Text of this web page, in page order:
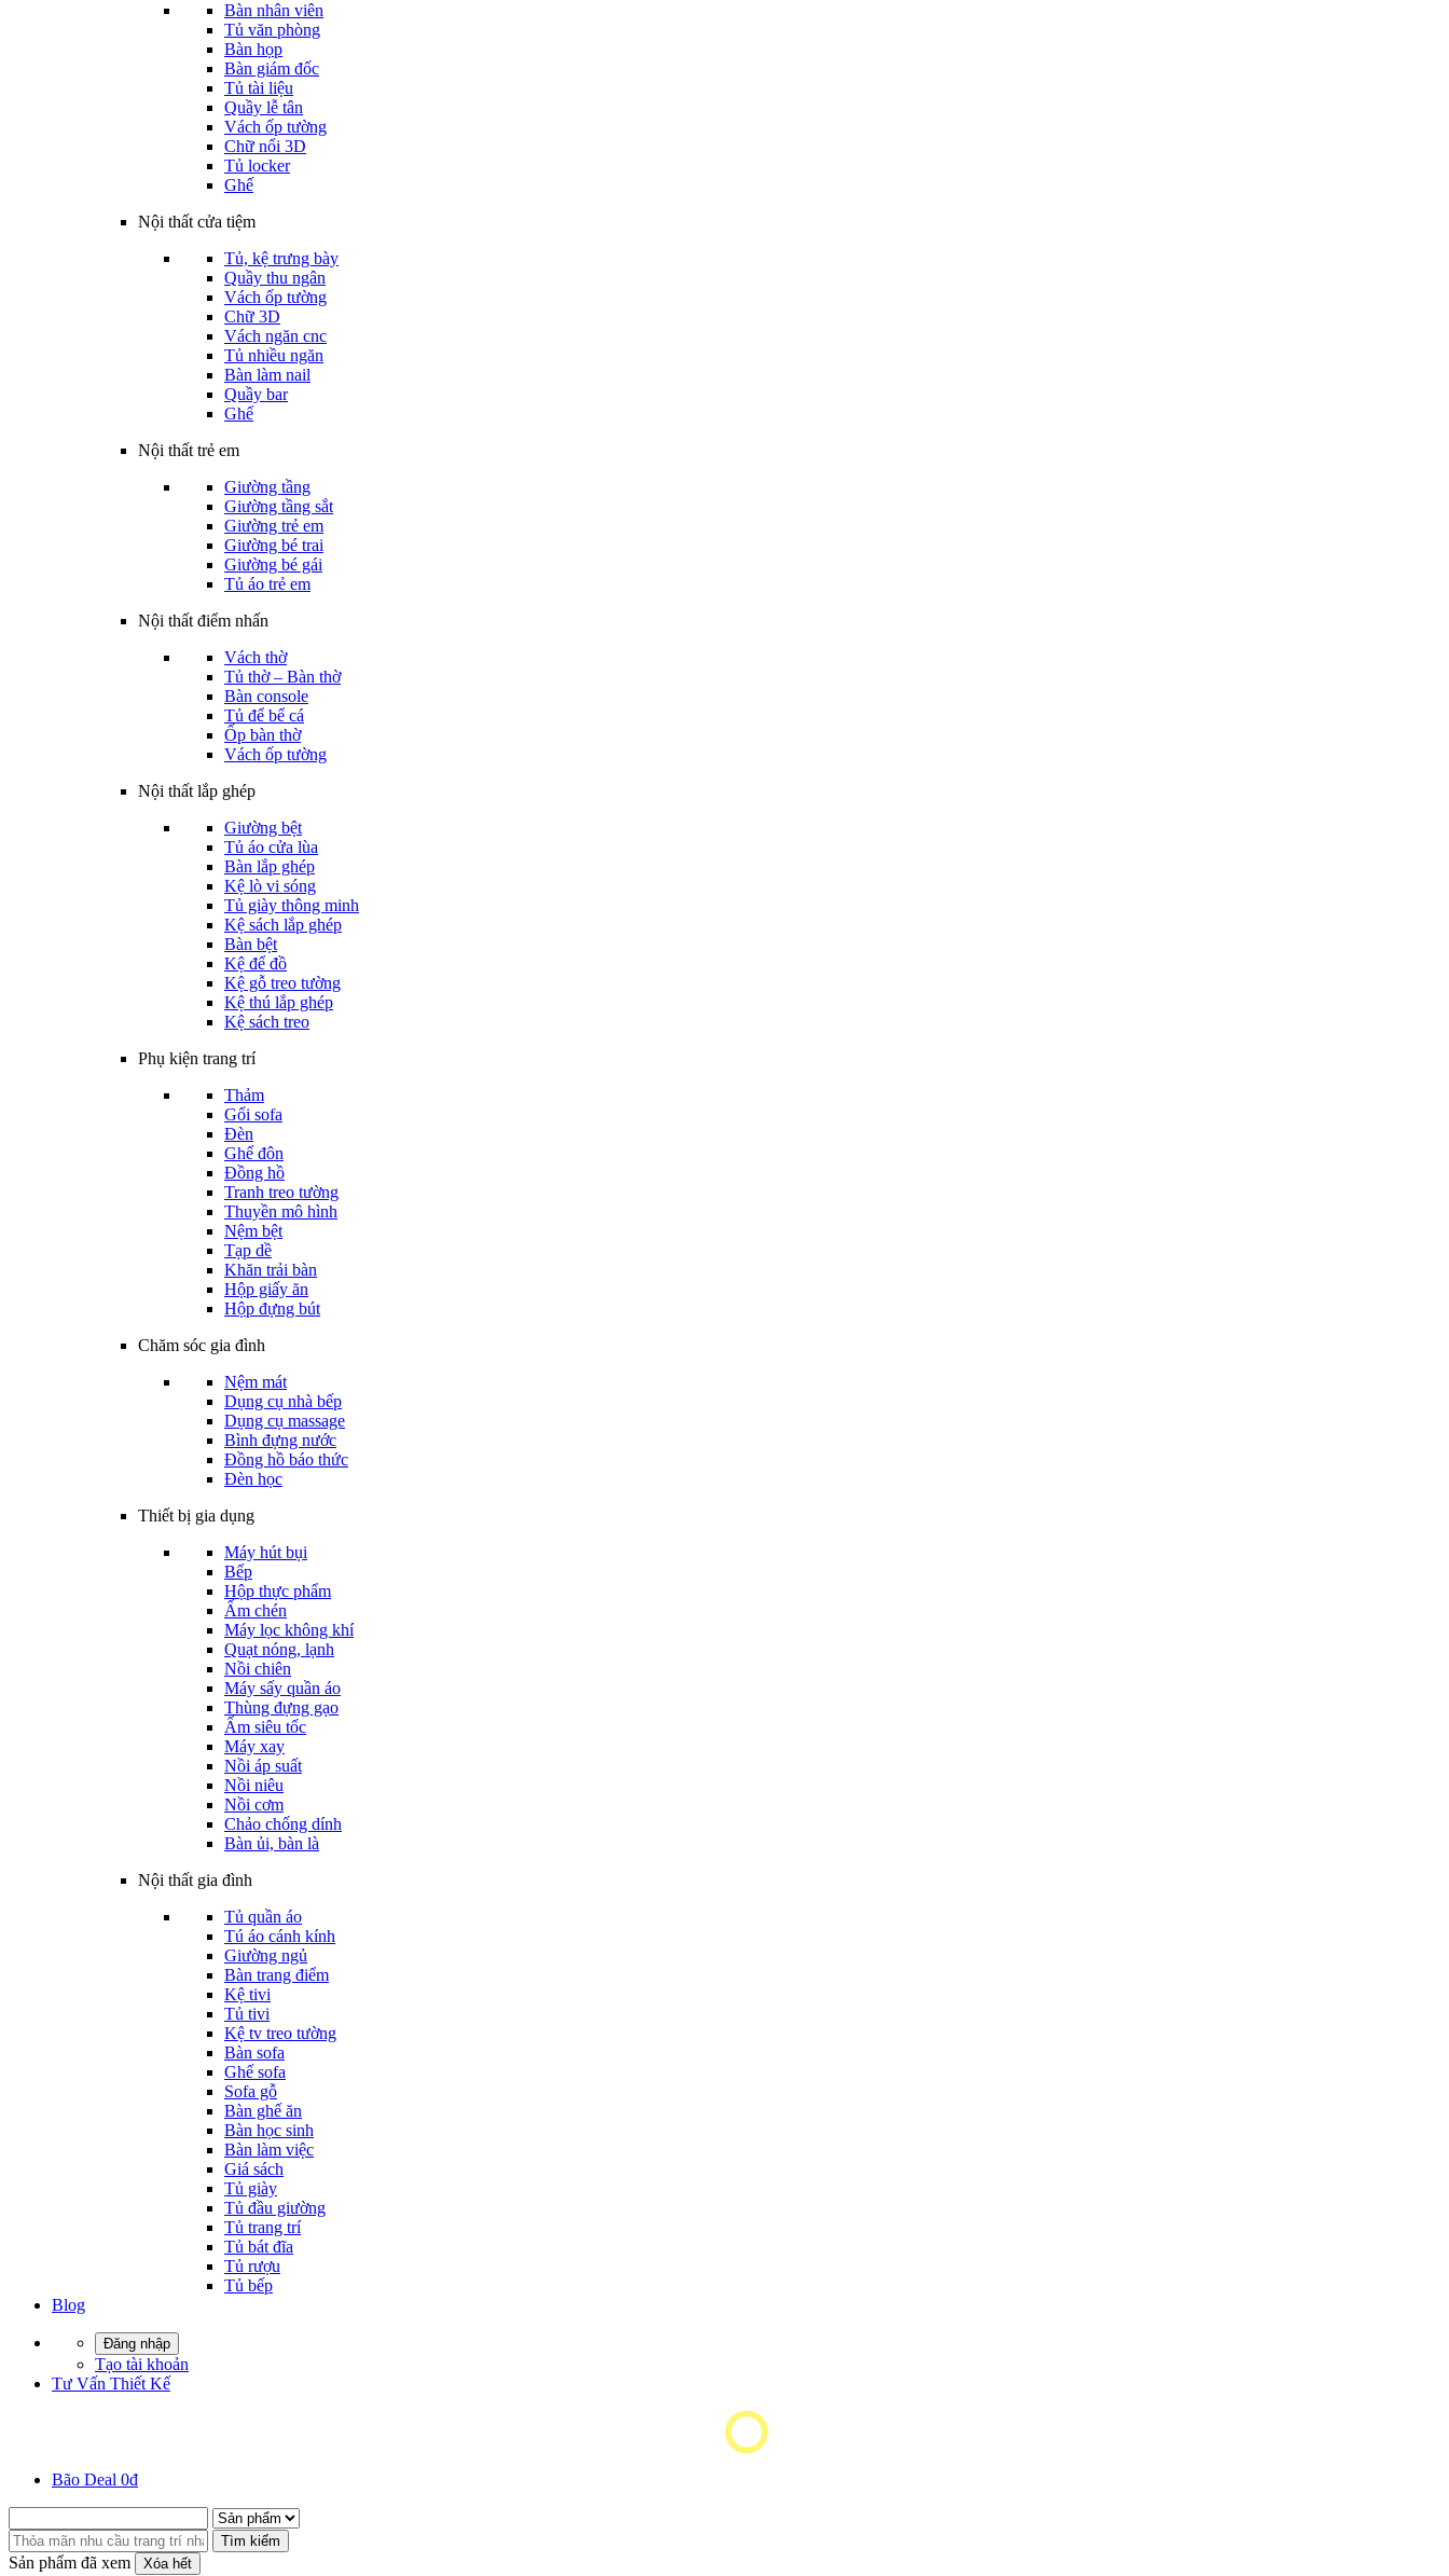
Bàn nhân viên
Tủ văn phòng
Bàn họp
Bàn giám đốc
Tủ tài liệu
Quầy lễ tân
Vách ốp tường
Chữ nổi 3D
Tủ locker
Ghế
Nội thất cửa tiệm
Tủ, kệ trưng bày
Quầy thu ngân
Vách ốp tường
Chữ 3D
Vách ngăn cnc
Tủ nhiều ngăn
Bàn làm nail
Quầy bar
Ghế
Nội thất trẻ em
Giường tầng
Giường tầng sắt
Giường trẻ em
Giường bé trai
Giường bé gái
Tủ áo trẻ em
Nội thất điểm nhấn
Vách thờ
Tủ thờ – Bàn thờ
Bàn console
Tủ để bể cá
Ốp bàn thờ
Vách ốp tường
Nội thất lắp ghép
Giường bệt
Tủ áo cửa lùa
Bàn lắp ghép
Kệ lò vi sóng
Tủ giày thông minh
Kệ sách lắp ghép
Bàn bệt
Kệ để đồ
Kệ gỗ treo tường
Kệ thú lắp ghép
Kệ sách treo
Phụ kiện trang trí
Thảm
Gối sofa
Đèn
Ghế đôn
Đồng hồ
Tranh treo tường
Thuyền mô hình
Nệm bệt
Tạp dề
Khăn trải bàn
Hộp giấy ăn
Hộp đựng bút
Chăm sóc gia đình
Nệm mát
Dụng cụ nhà bếp
Dụng cụ massage
Bình đựng nước
Đồng hồ báo thức
Đèn học
Thiết bị gia dụng
Máy hút bụi
Bếp
Hộp thực phẩm
Ấm chén
Máy lọc không khí
Quạt nóng, lạnh
Nồi chiên
Máy sấy quần áo
Thùng đựng gạo
Ấm siêu tốc
Máy xay
Nồi áp suất
Nồi niêu
Nồi cơm
Chảo chống dính
Bàn ủi, bàn là
Nội thất gia đình
Tủ quần áo
Tú áo cánh kính
Giường ngủ
Bàn trang điểm
Kệ tivi
Tủ tivi
Kệ tv treo tường
Bàn sofa
Ghế sofa
Sofa gỗ
Bàn ghế ăn
Bàn học sinh
Bàn làm việc
Giá sách
Tủ giày
Tủ đầu giường
Tủ trang trí
Tủ bát đĩa
Tủ rượu
Tủ bếp
Blog
Đăng nhập
Tạo tài khoản
Tư Vấn Thiết Kế
Bão Deal 0đ
Tìm kiếm
Sản phẩm đã xem Xóa hết